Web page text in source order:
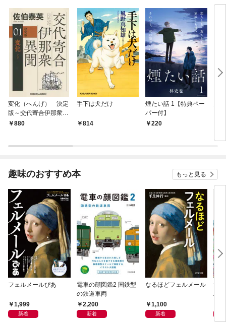
変化（へんげ） 決定
版～交代寄合伊那衆異
聞（1）～
880
手下は犬だけ
814
煙たい話 1【特典ペー
パー付】
220
趣味のおすすめ本 もっと見る
フェルメールぴあ
1,999
新着
電車の顔図鑑2 国鉄型
の鉄道車両
2,200
新着
なるほどフェルメール
1,100
新着
ハ